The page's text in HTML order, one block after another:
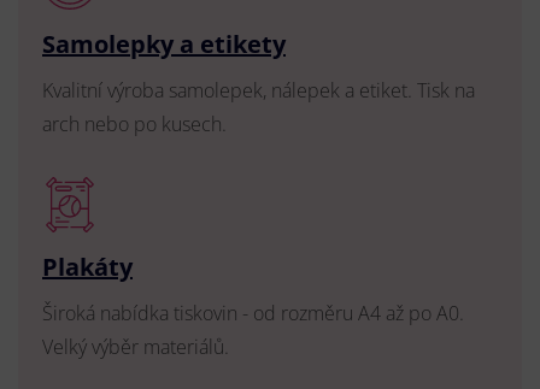
Samolepky a etikety
Kvalitní výroba samolepek, nálepek a etiket. Tisk na
arch nebo po kusech.
Plakáty
Široká nabídka tiskovin - od rozměru A4 až po A0.
Velký výběr materiálů.